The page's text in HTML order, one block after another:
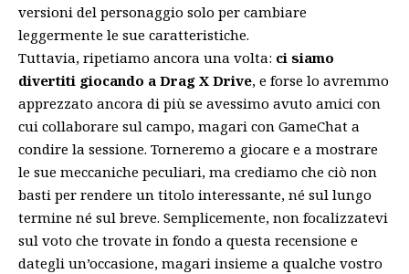
versioni del personaggio solo per cambiare
leggermente le sue caratteristiche.
Tuttavia, ripetiamo ancora una volta: ci siamo
divertiti giocando a Drag X Drive, e forse lo avremmo
apprezzato ancora di più se avessimo avuto amici con
cui collaborare sul campo, magari con GameChat a
condire la sessione. Torneremo a giocare e a mostrare
le sue meccaniche peculiari, ma crediamo che ciò non
basti per rendere un titolo interessante, né sul lungo
termine né sul breve. Semplicemente, non focalizzatevi
sul voto che trovate in fondo a questa recensione e
dategli un’occasione, magari insieme a qualche vostro